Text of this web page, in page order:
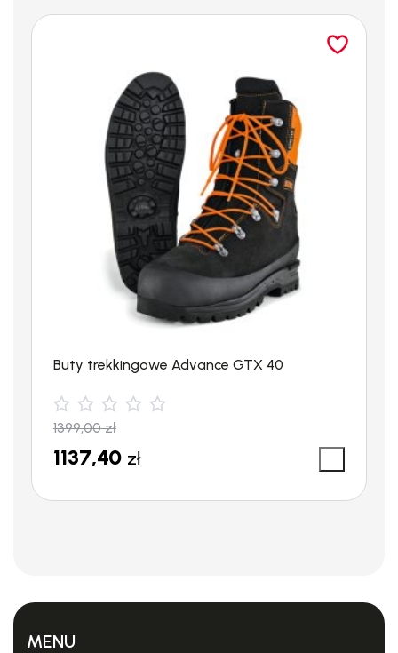
Buty trekkingowe Advance GTX 40
1399,00zł
1137,40 zł
MENU